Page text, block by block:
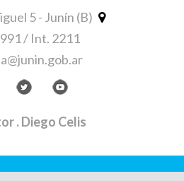
5 - Junín (B)
/ Int. 2211
. Diego Celis